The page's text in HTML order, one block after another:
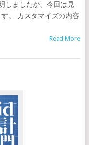
しましたが、今回は見
。 カスタマイズの内容
Read More